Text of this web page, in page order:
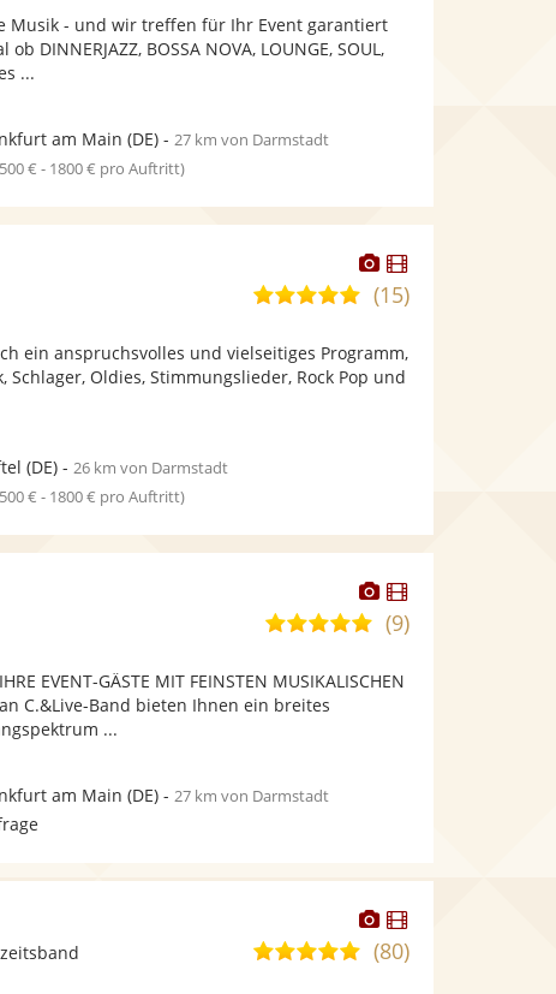
bereit.
5
Sternen
Musik - und wir treffen für Ihr Event garantiert
DINNERJAZZ, BOSSA NOVA, LOUNGE, SOUL,
...
am Main (DE)- 27 km von Darmstadt
€ - 1800 € pro Auftritt)
Dieser
Künstler
stellt
bereit.
Dieser
Künstler
bereit.
5,0
5
Sternen
(15)
ein anspruchsvolles und vielseitiges Programm,
Schlager, Oldies, Stimmungslieder, Rock Pop und
(DE)- 26 km von Darmstadt
€ - 1800 € pro Auftritt)
Dieser
Künstler
stellt
bereit.
Dieser
Künstler
5,0
5
(9)
EVENT-GÄSTE MIT FEINSTEN MUSIKALISCHEN
C.&Live-Band bieten Ihnen ein breites
...
am Main (DE)- 27 km von Darmstadt
Dieser
Künstler
stellt
Dieser
Künstler
5,0(80)